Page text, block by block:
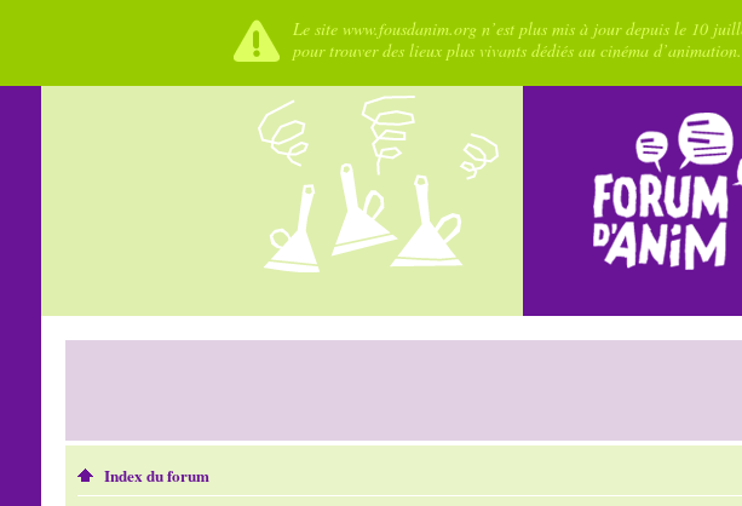
Le site www.fousdanim.org n’est plus mis à jour depuis le 10
pour trouver des lieux plus vivants dédiés au cinéma d’animation.
Index du forum